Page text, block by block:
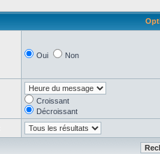
Oui Non
Croissant
Décroissant